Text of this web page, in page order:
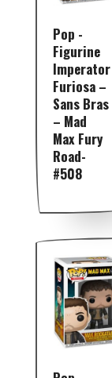
Pop -
Figurine
Imperator
Furiosa –
Sans Bras
– Mad
Max Fury
Road-
#508